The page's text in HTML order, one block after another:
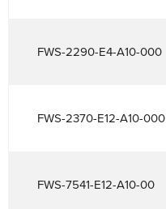
FWS-2290-E4-A10-000
FWS-2370-E12-A10-000
FWS-7541-E12-A10-00